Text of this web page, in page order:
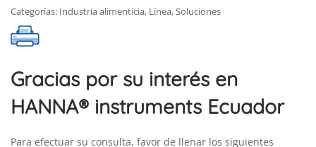
mL
cantidad
Categorías: Industria alimenticia, Línea,Soluciones
Gracias por su interés en
HANNA® instruments Ecuador
Para efectuar su consulta, favor de llenar los siguientes